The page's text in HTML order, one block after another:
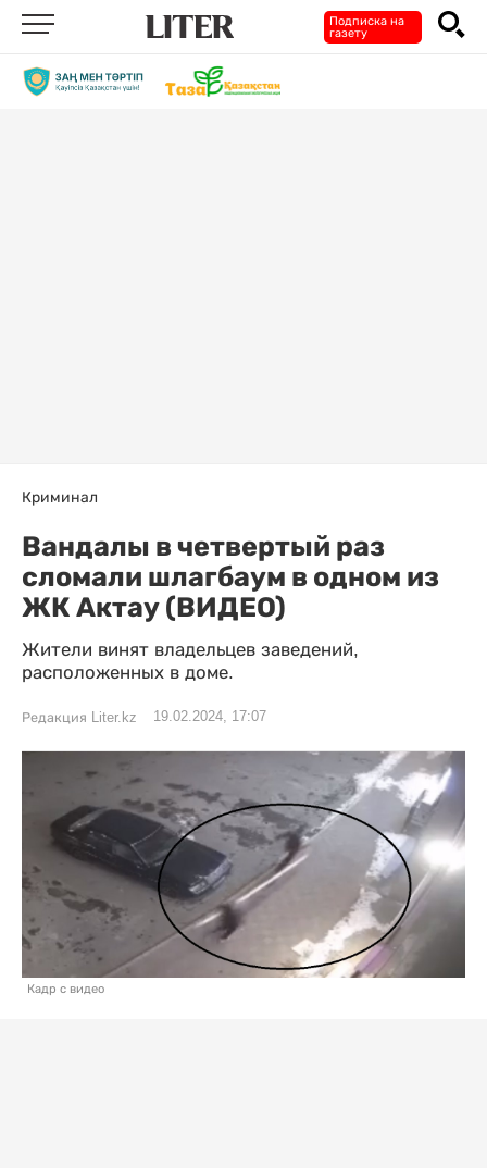
Подписка на
газету
Криминал
Вандалы в четвертый раз
сломали шлагбаум в одном из
ЖК Актау (ВИДЕО)
Жители винят владельцев заведений,
расположенных в доме.
Редакция Liter.kz 19.02.2024, 17:07
Кадр с видео